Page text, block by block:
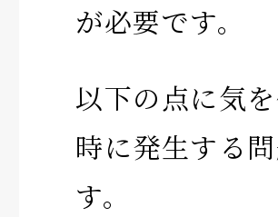
が必要です。
以下の点に気
時に発生する
す。